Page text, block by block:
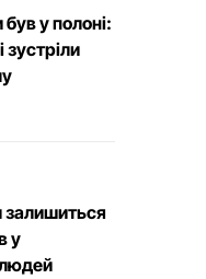
у полоні:
залишиться
у